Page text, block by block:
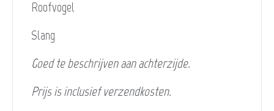
Roofvogel
Slang
Goed te beschrijven aan achterzijde.
Prijs is inclusief verzendkosten.